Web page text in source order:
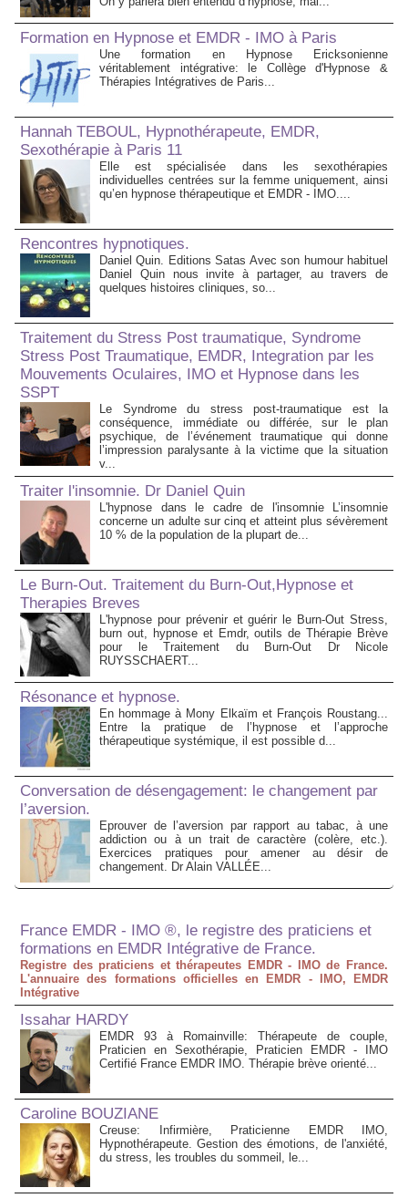
Formation en Hypnose et EMDR - IMO à Paris
Une formation en Hypnose Ericksonienne
véritablement intégrative: le Collège d'Hypnose &
Thérapies Intégratives de Paris...
Hannah TEBOUL, Hypnothérapeute, EMDR,
Sexothérapie à Paris 11
Elle est spécialisée dans les sexothérapies
individuelles centrées sur la femme uniquement, ainsi
qu’en hypnose thérapeutique et EMDR - IMO....
Rencontres hypnotiques.
Daniel Quin. Editions Satas Avec son humour habituel
Daniel Quin nous invite à partager, au travers de
quelques histoires cliniques, so...
Traitement du Stress Post traumatique, Syndrome
Stress Post Traumatique, EMDR, Integration par les
Mouvements Oculaires, IMO et Hypnose dans les
SSPT
Le Syndrome du stress post-traumatique est la
conséquence, immédiate ou différée, sur le plan
psychique, de l’événement traumatique qui donne
l’impression paralysante à la victime que la situation
v...
Traiter l'insomnie. Dr Daniel Quin
L'hypnose dans le cadre de l'insomnie L’insomnie
concerne un adulte sur cinq et atteint plus sévèrement
10 % de la population de la plupart de...
Le Burn-Out. Traitement du Burn-Out,Hypnose et
Therapies Breves
L'hypnose pour prévenir et guérir le Burn-Out Stress,
burn out, hypnose et Emdr, outils de Thérapie Brève
pour le Traitement du Burn-Out Dr Nicole
RUYSSCHAERT...
Résonance et hypnose.
En hommage à Mony Elkaïm et François Roustang...
Entre la pratique de l’hypnose et l’approche
thérapeutique systémique, il est possible d...
Conversation de désengagement: le changement par
l’aversion.
Eprouver de l’aversion par rapport au tabac, à une
addiction ou à un trait de caractère (colère, etc.).
Exercices pratiques pour amener au désir de
changement. Dr Alain VALLÉE...
France EMDR - IMO ®, le registre des praticiens et
formations en EMDR Intégrative de France.
Registre des praticiens et thérapeutes EMDR - IMO de France.
L'annuaire des formations officielles en EMDR - IMO, EMDR
Intégrative
Issahar HARDY
EMDR 93 à Romainville: Thérapeute de couple,
Praticien en Sexothérapie, Praticien EMDR - IMO
Certifié France EMDR IMO. Thérapie brève orienté...
Caroline BOUZIANE
Creuse: Infirmière, Praticienne EMDR IMO,
Hypnothérapeute. Gestion des émotions, de l'anxiété,
du stress, les troubles du sommeil, le...